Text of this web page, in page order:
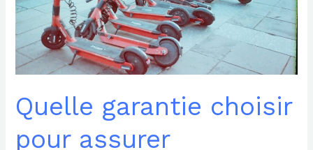
Quelle garantie choisir
pour assurer
efficacement
sa
trottinette
électrique